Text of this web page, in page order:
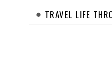
TRAVEL LIFE